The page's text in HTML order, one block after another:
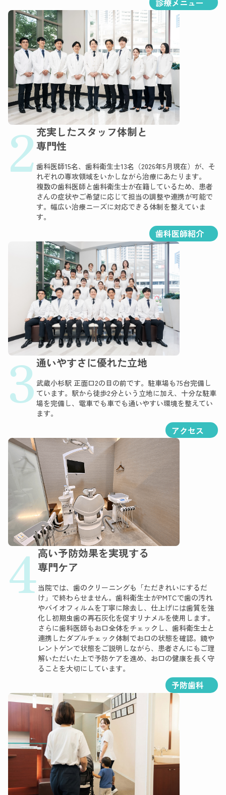
診療メニュー
2充実したスタッフ体制と
専門性
歯科医師15名、歯科衛生士13名（2026年5月現在）が、そ
れぞれの専攻領域をいかしながら治療にあたります。
複数の歯科医師と歯科衛生士が在籍しているため、患者
さんの症状やご希望に応じて担当の調整や連携が可能で
す。幅広い治療ニーズに対応できる体制を整えていま
す。
歯科医師紹介
3通いやすさに優れた立地
武蔵小杉駅 正面口2の目の前です。駐車場も75台完備し
ています。駅から徒歩2分という立地に加え、十分な駐車
場を完備し、電車でも車でも通いやすい環境を整えてい
ます。
アクセス
4高い予防効果を実現する
専門ケア
当院では、歯のクリーニングも「ただきれいにするだ
け」で終わらせません。歯科衛生士がPMTCで歯の汚れ
やバイオフィルムを丁寧に除去し、仕上げには歯質を強
化し初期虫歯の再石灰化を促すリナメルを使用します。
さらに歯科医師もお口全体をチェックし、歯科衛生士と
連携したダブルチェック体制でお口の状態を確認。鏡や
レントゲンで状態をご説明しながら、患者さんにもご理
解いただいた上で予防ケアを進め、お口の健康を長く守
ることを大切にしています。
予防歯科